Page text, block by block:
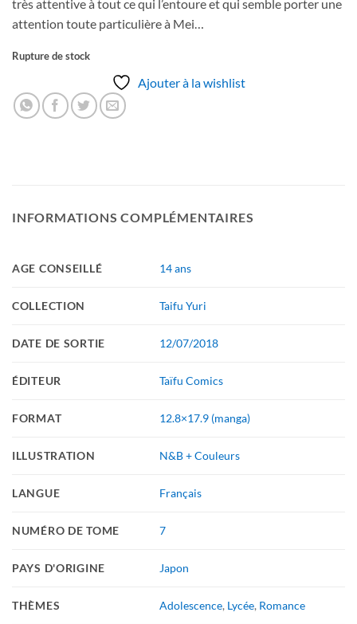
très attentive à tout ce qui l’entoure et qui semble porter une
attention toute particulière à Mei…
Rupture de stock
Ajouter à la wishlist
INFORMATIONS COMPLÉMENTAIRES
AGE CONSEILLÉ 14 ans
COLLECTION Taifu Yuri
DATE DE SORTIE 12/07/2018
ÉDITEUR Taïfu Comics
FORMAT 12.8×17.9 (manga)
ILLUSTRATION N&B + Couleurs
LANGUE Français
NUMÉRO DE TOME 7
PAYS D'ORIGINE Japon
THÈMES Adolescence, Lycée, Romance